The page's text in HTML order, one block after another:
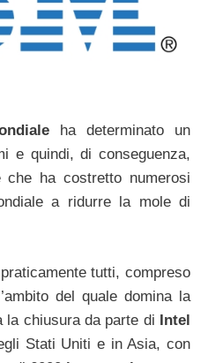
ha determinato un
e quindi, di conseguenza,
che ha costretto numerosi
a ridurre la mole di
tutti, compreso
del quale domina la
la chiusura da parte di Intel
Stati Uniti e in Asia, con